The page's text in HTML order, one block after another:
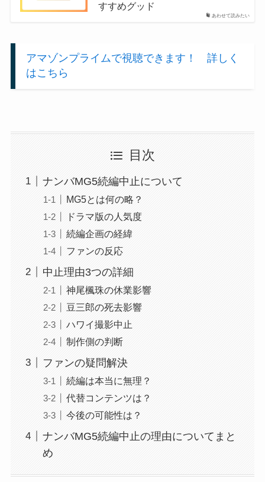
あわせて読みたい
すすめグッド
アマゾンプライムで視聴できます！ 詳しく
はこちら
目次
ナンバMG5続編中止について
MG5とは何の略？
ドラマ版の人気度
続編企画の経緯
ファンの反応
中止理由3つの詳細
神尾楓珠の休業影響
豆三郎の死去影響
ハワイ撮影中止
制作側の判断
ファンの疑問解決
続編は本当に無理？
代替コンテンツは？
今後の可能性は？
ナンバMG5続編中止の理由についてまと
め